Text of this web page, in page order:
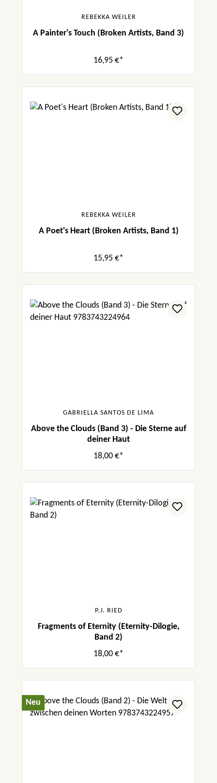
REBEKKA WEILER
A Painter's Touch (Broken Artists, Band 3)
16,95 €*
REBEKKA WEILER
A Poet's Heart (Broken Artists, Band 1)
15,95 €*
GABRIELLA SANTOS DE LIMA
Above the Clouds (Band 3) - Die Sterne auf
deiner Haut
18,00 €*
P.J. RIED
Fragments of Eternity (Eternity-Dilogie,
Band 2)
18,00 €*
Neu